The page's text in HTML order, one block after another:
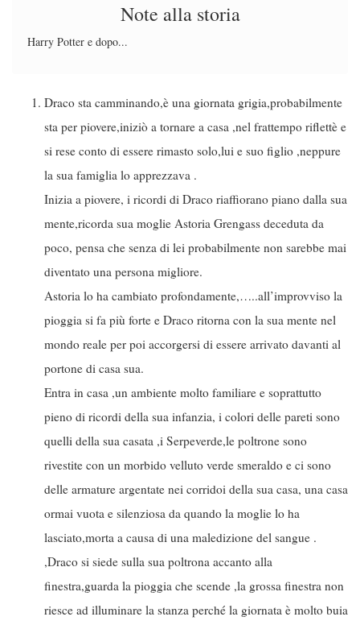
Note alla storia
Harry Potter e dopo...
Draco sta camminando,è una giornata grigia,probabilmente
sta per piovere,iniziò a tornare a casa ,nel frattempo riflettè e
si rese conto di essere rimasto solo,lui e suo figlio ,neppure
la sua famiglia lo apprezzava .
Inizia a piovere, i ricordi di Draco riaffiorano piano dalla sua
mente,ricorda sua moglie Astoria Grengass deceduta da
poco, pensa che senza di lei probabilmente non sarebbe mai
diventato una persona migliore.
Astoria lo ha cambiato profondamente,…..all’improvviso la
pioggia si fa più forte e Draco ritorna con la sua mente nel
mondo reale per poi accorgersi di essere arrivato davanti al
portone di casa sua.
Entra in casa ,un ambiente molto familiare e soprattutto
pieno di ricordi della sua infanzia, i colori delle pareti sono
quelli della sua casata ,i Serpeverde,le poltrone sono
rivestite con un morbido velluto verde smeraldo e ci sono
delle armature argentate nei corridoi della sua casa, una casa
ormai vuota e silenziosa da quando la moglie lo ha
lasciato,morta a causa di una maledizione del sangue .
,Draco si siede sulla sua poltrona accanto alla
finestra,guarda la pioggia che scende ,la grossa finestra non
riesce ad illuminare la stanza perché la giornata è molto buia